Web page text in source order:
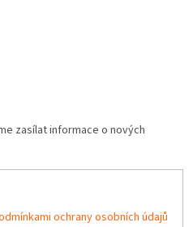
zasílat informace o nových
ochrany osobních údajů